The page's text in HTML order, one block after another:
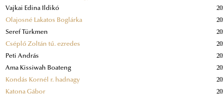
Vajkai Edina Ildikó
Olajosné Lakatos Boglárka
Seref Türkmen
Cséplő Zoltán tű. ezredes
Peti András
Ama Kissiwah Boateng
Kondás Kornél r. hadnagy
Katona Gábor